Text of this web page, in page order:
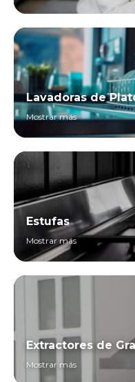
Lavadoras de
Mostrar más
Estufas
Mostrar más
Extractores de
Mostrar más